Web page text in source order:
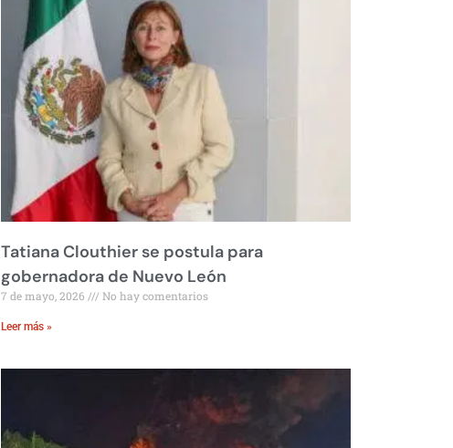
Tatiana Clouthier se postula para
gobernadora de Nuevo León
7 de mayo, 2026 No hay comentarios
Leer más »